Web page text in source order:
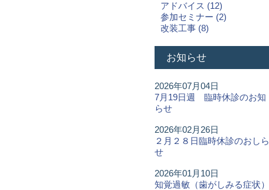
アドバイス (12)
参加セミナー (2)
改装工事 (8)
お知らせ
2026年07月04日
7月19日週 臨時休診のお知
らせ
2026年02月26日
２月２８日臨時休診のおしら
せ
2026年01月10日
知覚過敏（歯がしみる症状）